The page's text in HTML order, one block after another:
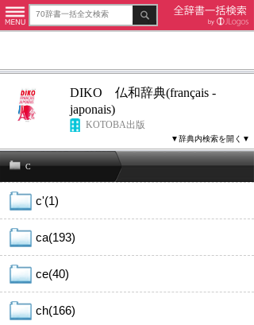
DIKO 仏和辞典(français -
japonais)
KOTOBA出版
▼辞典内検索を開く▼
C
c'(1)
ca(193)
ce(40)
ch(166)